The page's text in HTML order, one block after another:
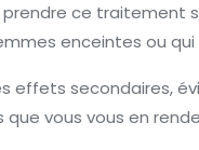
ce traitement
enceintes ou
effets secondaires,
que vous vous en